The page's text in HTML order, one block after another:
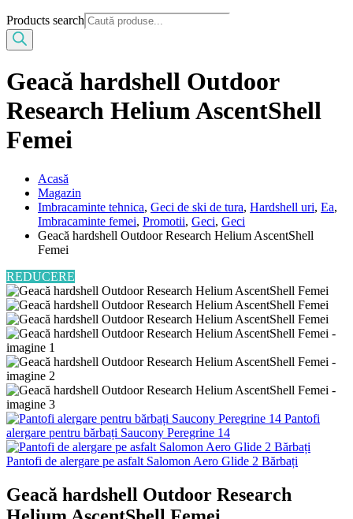
Products search
Geacă hardshell Outdoor
Research Helium AscentShell
Femei
Acasă
Magazin
Imbracaminte tehnica, Geci de ski de tura, Hardshell uri, Ea,
Imbracaminte femei, Promotii, Geci, Geci
Geacă hardshell Outdoor Research Helium AscentShell
Femei
REDUCERE
Pantofi
alergare pentru bărbați Saucony Peregrine 14
Pantofi de alergare pe asfalt Salomon Aero Glide 2 Bărbați
Geacă hardshell Outdoor Research